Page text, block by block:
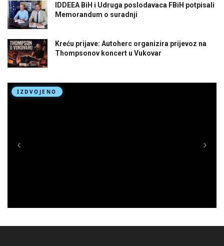
IDDEEA BiH i Udruga poslodavaca FBiH potpisali
Memorandum o suradnji
Kreću prijave: Autoherc organizira prijevoz na
Thompsonov koncert u Vukovar